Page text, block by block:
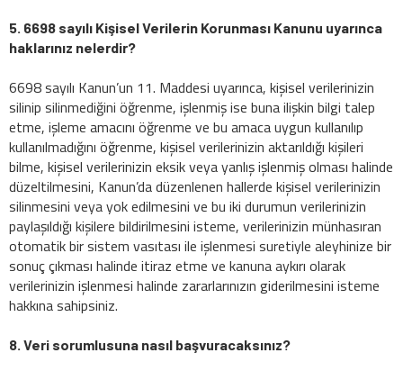
5. 6698 sayılı Kişisel Verilerin Korunması Kanunu uyarınca
haklarınız nelerdir?
6698 sayılı Kanun’un 11. Maddesi uyarınca, kişisel verilerinizin
silinip silinmediğini öğrenme, işlenmiş ise buna ilişkin bilgi talep
etme, işleme amacını öğrenme ve bu amaca uygun kullanılıp
kullanılmadığını öğrenme, kişisel verilerinizin aktarıldığı kişileri
bilme, kişisel verilerinizin eksik veya yanlış işlenmiş olması halinde
düzeltilmesini, Kanun’da düzenlenen hallerde kişisel verilerinizin
silinmesini veya yok edilmesini ve bu iki durumun verilerinizin
paylaşıldığı kişilere bildirilmesini isteme, verilerinizin münhasıran
otomatik bir sistem vasıtası ile işlenmesi suretiyle aleyhinize bir
sonuç çıkması halinde itiraz etme ve kanuna aykırı olarak
verilerinizin işlenmesi halinde zararlarınızın giderilmesini isteme
hakkına sahipsiniz.
8. Veri sorumlusuna nasıl başvuracaksınız?